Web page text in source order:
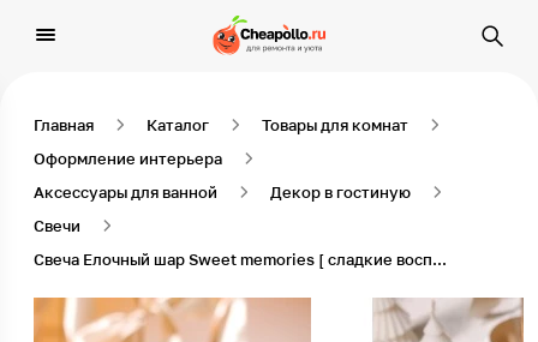
Главная Каталог
Товары для комнат
Оформление интерьера
Аксессуары для ванной
Декор в гостиную
Свечи
Свеча Елочный шар Sweet memories [ сладкие воспоминания ], жемчужный подсвечник